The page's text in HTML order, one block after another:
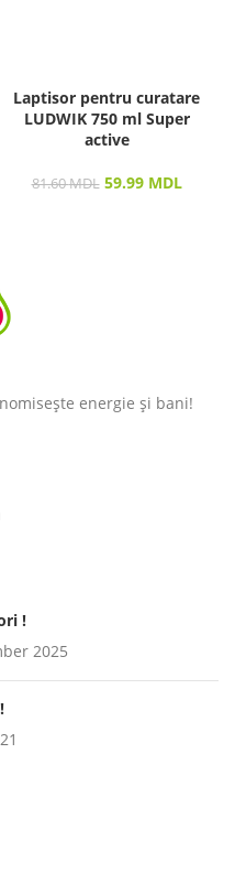
Laptisor pentru curatare
LUDWIK 750 ml Super
active
81.60MDL 59.99 MDL
energie și bani!
!
2025